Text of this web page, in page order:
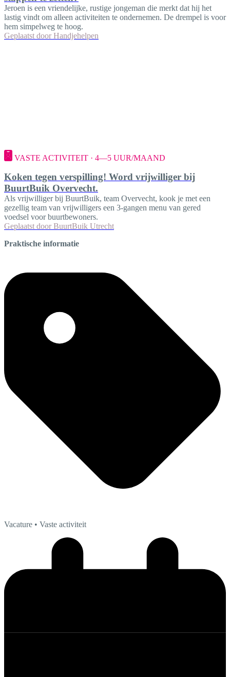
Jeroen is een vriendelijke, rustige jongeman die merkt dat hij het
lastig vindt om alleen activiteiten te ondernemen. De drempel is voor
hem simpelweg te hoog.
Geplaatst door Handjehelpen
VASTE ACTIVITEIT · 4—5 UUR/MAAND
Koken tegen verspilling! Word vrijwilliger bij
BuurtBuik Overvecht.
Als vrijwilliger bij BuurtBuik, team Overvecht, kook je met een
gezellig team van vrijwilligers een 3-gangen menu van gered
voedsel voor buurtbewoners.
Geplaatst door BuurtBuik Utrecht
Praktische informatie
Vacature • Vaste activiteit